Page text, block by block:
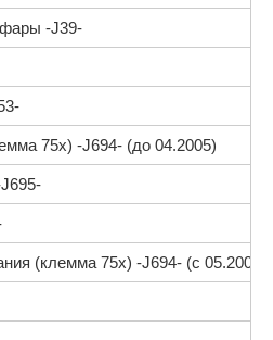
-J39-
75x) -J694- (до 04.2005)
(клемма 75x) -J694- (с 05.2005)